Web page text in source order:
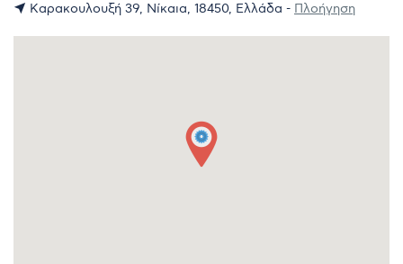
Καρακουλουξή 39, Νίκαια, 18450, Ελλάδα - Πλοήγηση